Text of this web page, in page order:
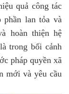
quả công tác
phần lan tỏa và
hoàn thiện hệ
trong bối cảnh
pháp quyền xã
mới và yêu cầu